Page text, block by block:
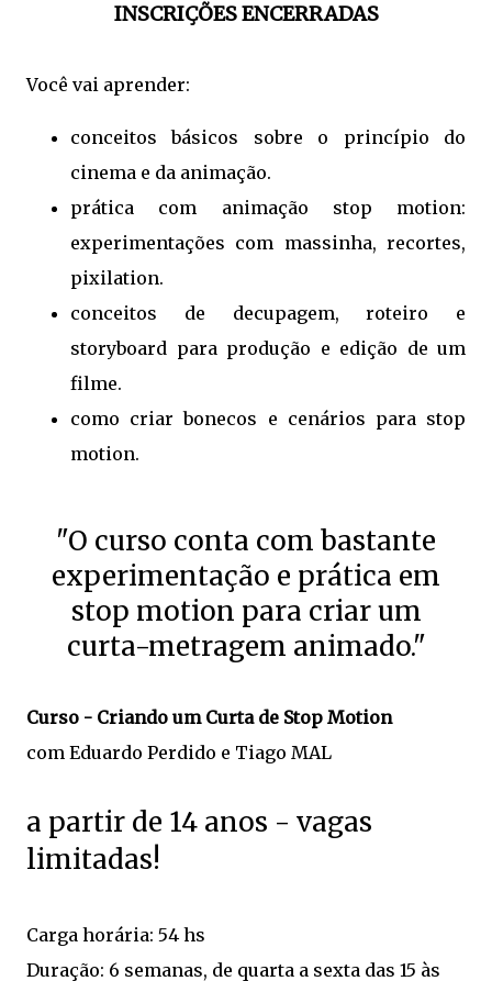
INSCRIÇÕES ENCERRADAS
Você vai aprender:
conceitos básicos sobre o princípio do
cinema e da animação.
prática com animação stop motion:
experimentações com massinha, recortes,
pixilation.
conceitos de decupagem, roteiro e
storyboard para produção e edição de um
filme.
como criar bonecos e cenários para stop
motion.
"O curso conta com bastante
experimentação e prática em
stop motion para criar um
curta-metragem animado."
Curso - Criando um Curta de Stop Motion
com Eduardo Perdido e Tiago MAL
a partir de 14 anos - vagas
limitadas!
Carga horária: 54 hs
Duração: 6 semanas, de quarta a sexta das 15 às